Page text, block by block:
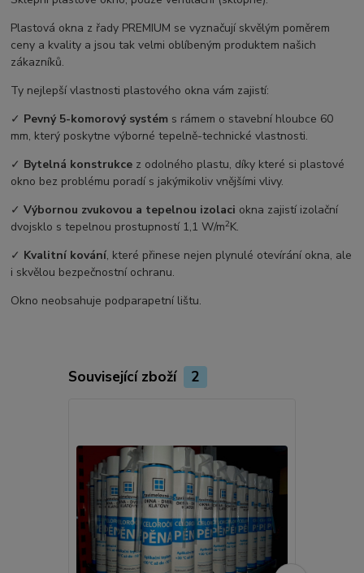
Plastová okna z řady PREMIUM se vyznačují skvělým poměrem
ceny a kvality a jsou tak velmi oblíbeným produktem našich
zákazníků.
Ty nejlepší vlastnosti plastového okna vám zajistí:
✓ Pevný 5-komorový systém s rámem o stavební hloubce 60
mm, který poskytne výborné tepelně-technické vlastnosti.
✓ Bytelná konstrukce z odolného plastu, díky které si plastové
okno bez problému poradí s jakýmikoliv vnějšími vlivy.
✓Výbornou zvukovou a tepelnou izolaci okna zajistí izolační
dvojsklo s tepelnou prostupností 1,1 W/m2K.
✓ Kvalitní kování, které přinese nejen plynulé otevírání okna, ale
i skvělou bezpečnostní ochranu.
Okno neobsahuje podparapetní lištu.
Související zboží 2